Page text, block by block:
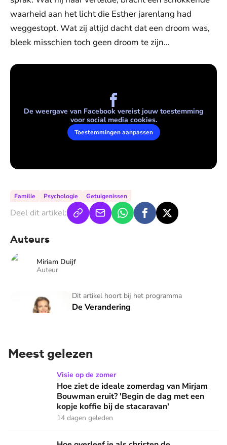
waarheid aan het licht die Esther jarenlang had
weggestopt. Wat zij altijd dacht dat een droom was,
bleek misschien toch geen droom te zijn...
De weergave van Facebook vereist jouw toestemming
voor social media cookies.
Toestemmingen aanpassen
Familie Psychologie Getuigenissen
Deel dit artikel:
Auteurs
Miriam Duijf
Auteur
Dit artikel hoort bij het programma
De Verandering
De Verandering
Meest gelezen
Hoe ziet de ideale zomerdag van Mirjam Bouwman eruit?
Visie op de zomer
Hoe ziet de ideale zomerdag van Mirjam
Bouwman eruit? 'Begin de dag met een
kopje koffie bij de stacaravan'
14 dagen geleden